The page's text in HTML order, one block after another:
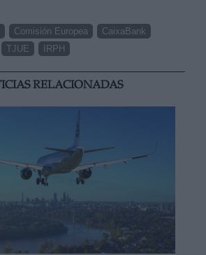
Comisión Europea
CaixaBank
TJUE IRPH
RELACIONADAS